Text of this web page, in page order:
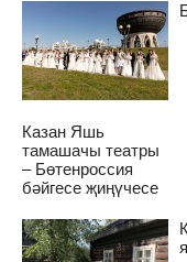
Казан Яшь
тамашачы театры
– Бөтенроссия
бәйгесе җиңүчесе